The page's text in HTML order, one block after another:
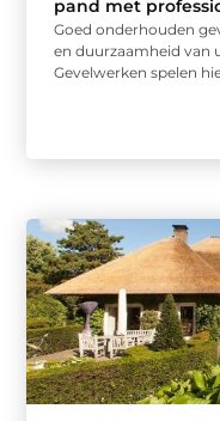
pand met
Goed onderhouden
en duurzaamheid van
Gevelwerken spelen